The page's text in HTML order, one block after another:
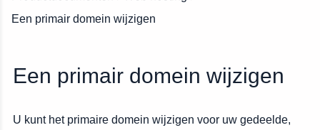
Een primair domein wijzigen
Een primair domein wijzigen
U kunt het primaire domein wijzigen voor uw gedeelde,